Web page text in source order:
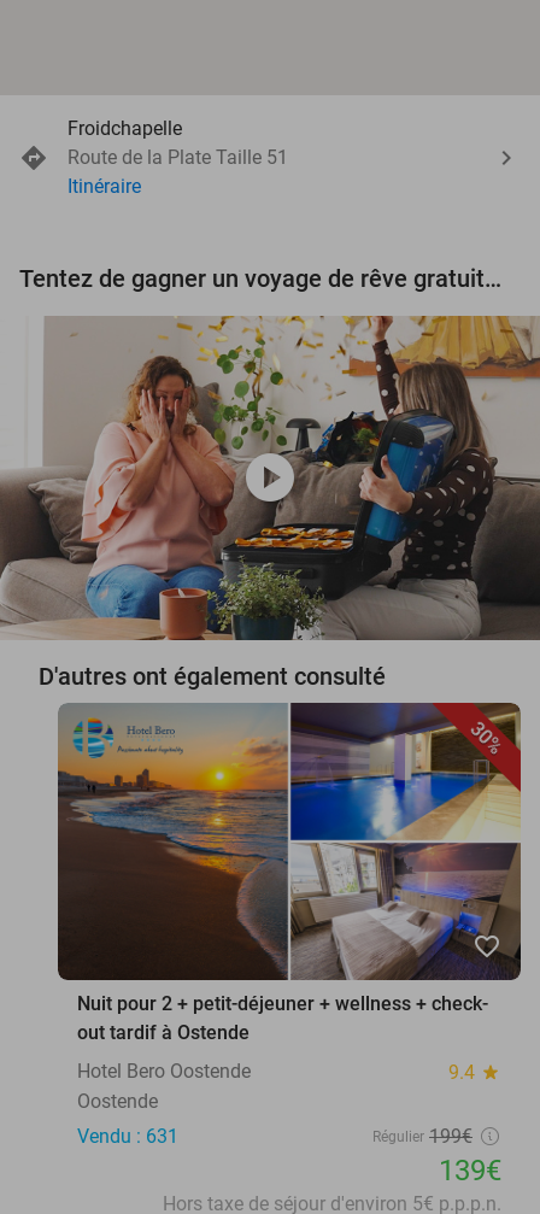
Froidchapelle
Route de la Plate Taille 51
Itinéraire
Tentez de gagner un voyage de rêve gratuit d'une valeur de 3.000 € !
play_circle
D'autres ont également consulté
30%
favorite_border
Nuit pour 2 + petit-déjeuner + wellness + check-
out tardif à Ostende
Hotel Bero Oostende
9.4 star
Oostende
Vendu : 631
Régulier 199€
139€
Hors taxe de séjour d'environ 5€ p.p.p.n.